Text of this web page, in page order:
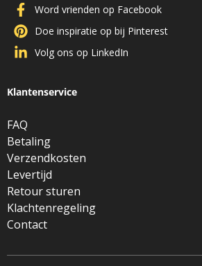
Word vrienden op Facebook
Doe inspiratie op bij Pinterest
Volg ons op LinkedIn
Klantenservice
FAQ
Betaling
Verzendkosten
Levertijd
Retour sturen
Klachtenregeling
Contact